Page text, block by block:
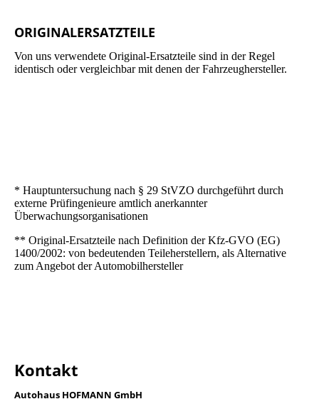
ORIGINALERSATZTEILE
Von uns verwendete Original-Ersatzteile sind in der Regel
identisch oder vergleichbar mit denen der Fahrzeughersteller.
* Hauptuntersuchung nach § 29 StVZO durchgeführt durch
externe Prüfingenieure amtlich anerkannter
Überwachungsorganisationen
** Original-Ersatzteile nach Definition der Kfz-GVO (EG)
1400/2002: von bedeutenden Teileherstellern, als Alternative
zum Angebot der Automobilhersteller
Kontakt
Autohaus HOFMANN GmbH